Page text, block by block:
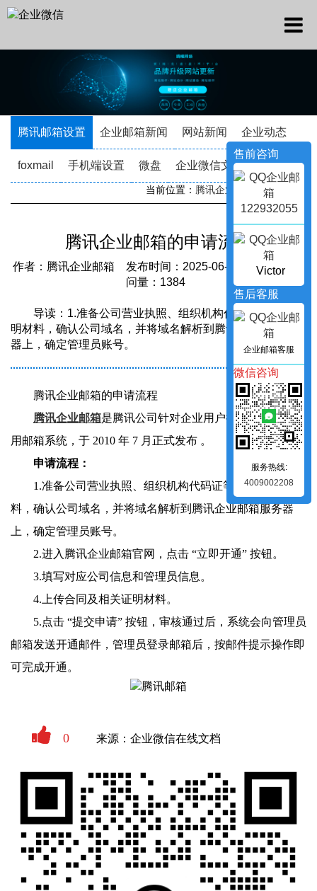
腾讯邮箱设置 企业邮箱新闻 网站新闻 企业动态
foxmail 手机端设置 微盘 企业微信文档
当前位置： 腾讯企业邮箱 ->新闻资讯
腾讯企业邮箱的申请流程
作者：腾讯企业邮箱 发布时间：2025-06-10 21:03:26 访
问量：1384
导读：1.准备公司营业执照、组织机构代码证等相关证
明材料，确认公司域名，并将域名解析到腾讯企业邮箱服务
器上，确定管理员账号。
腾讯企业邮箱的申请流程
腾讯企业邮箱是腾讯公司针对企业用户提供的一套办公
用邮箱系统，于 2010 年 7 月正式发布 。
申请流程：
1.准备公司营业执照、组织机构代码证等相关证明材
料，确认公司域名，并将域名解析到腾讯企业邮箱服务器
上，确定管理员账号。
2.进入腾讯企业邮箱官网，点击 “立即开通” 按钮。
3.填写对应公司信息和管理员信息。
4.上传合同及相关证明材料。
5.点击 “提交申请” 按钮，审核通过后，系统会向管理员
邮箱发送开通邮件，管理员登录邮箱后，按邮件提示操作即
可完成开通。
0 来源：企业微信在线文档
售前咨询
122932055
Victor
售后客服
企业邮箱客服
微信咨询
服务热线:
4009002208